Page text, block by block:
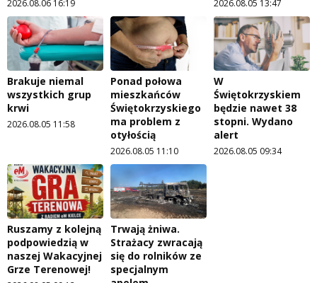
2026.08.06 16:19 2026.08.05 13:47
Brakuje niemal
wszystkich grup
krwi
2026.08.05 11:58
Ponad połowa
mieszkańców
Świętokrzyskiego
ma problem z
otyłością
2026.08.05 11:10
W
Świętokrzyskiem
będzie nawet 38
stopni. Wydano
alert
2026.08.05 09:34
Ruszamy z kolejną
podpowiedzią w
naszej Wakacyjnej
Grze Terenowej!
Trwają żniwa.
Strażacy zwracają
się do rolników ze
specjalnym